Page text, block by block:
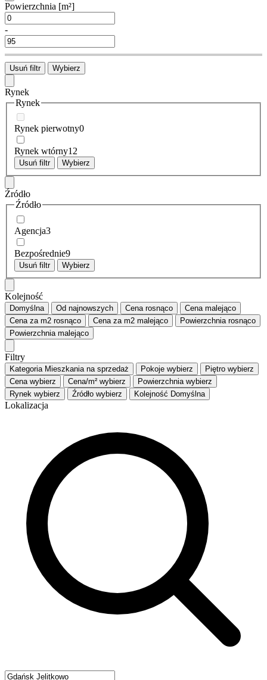
Powierzchnia [m²]
-
Usuń filtr Wybierz
Rynek
Rynek
Rynek pierwotny0
Rynek wtórny12
Usuń filtr Wybierz
Źródło
Źródło
Agencja3
Bezpośrednie9
Usuń filtr Wybierz
Kolejność
Domyślna Od najnowszych Cena rosnąco Cena malejąco
Cena za m2 rosnąco Cena za m2 malejąco Powierzchnia rosnąco
Powierzchnia malejąco
Filtry
Kategoria Mieszkania na sprzedaż Pokoje wybierz Piętro wybierz
Cena wybierz Cena/m² wybierz Powierzchnia wybierz
Rynek wybierz Źródło wybierz Kolejność Domyślna
Lokalizacja